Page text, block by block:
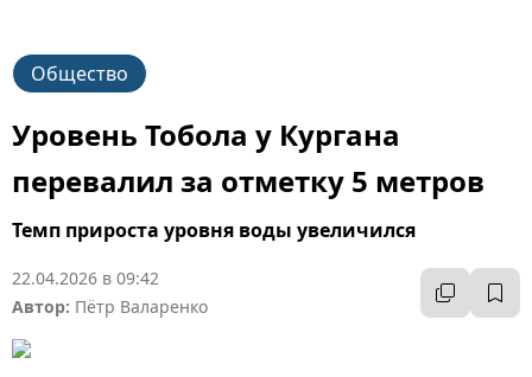
Общество
Уровень Тобола у Кургана
перевалил за отметку 5 метров
Темп прироста уровня воды увеличился
22.04.2026 в 09:42
Автор: Пётр Валаренко